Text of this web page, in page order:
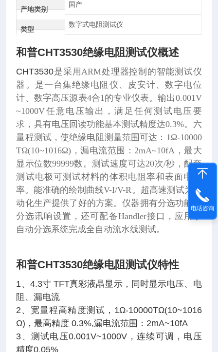
产地类别
国产
类型
数字式电阻测试仪
和普CHT3530绝缘电阻测试仪概述
CHT3530是采用ARM处理器控制的智能测试仪
器。是一台集绝缘电阻仪、皮安计、数字电位
计、数字高压源表4合1的专业仪表。输出0.001V
~1000V任意电压输出，满足任何测试电压要
求，具有电压回读功能基本测试精度达0.3%。六
量程测试，使绝缘电阻测量范围可达：1Ω-10000
TΩ(10~1016Ω)，漏电流范围：2mA~10fA，最大
显示位数99999数。测试速度可达20次/秒，配套
测试电极可测试材料的体积电阻率和表面电阻
率。能准确的绘制曲线V-I/V-R。超高速测试为自
动化生产提供了好的方案。仪器拥有分选功能，
分选讯响设置，还可配备Handler接口，应用于
自动分选系统完成全自动流水线测试。
和普CHT3530绝缘电阻测试仪特性
1、4.3寸 TFT真彩液晶显示，同时显示电压、电
阻、漏电流
2、宽量程高精度测试，1Ω-10000TΩ(10~1016
Ω)，最高精度 0.3%,漏电流范围：2mA~10fA
3、测试电压0.001V~1000V，连续可调，电压
精度0.05%
电话咨询